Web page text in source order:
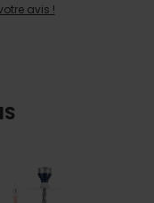
avis !